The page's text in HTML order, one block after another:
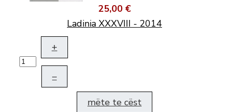
25,00 €
Ladinia XXXVIII - 2014
+
–
mëte te cëst